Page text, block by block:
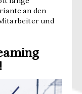
an den
und